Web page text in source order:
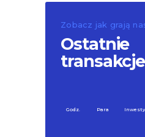
Zobacz jak grają
Ostatnie
transakcje
Godz. Para